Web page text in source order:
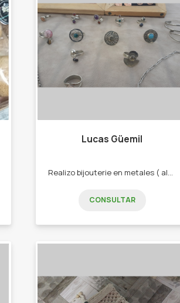
Lucas Güemil
Realizo bijouterie en metales ( alpaca, cobre y bronce) personalizada. -Anillos -pulseras -aros -engarce de piedras
CONSULTAR